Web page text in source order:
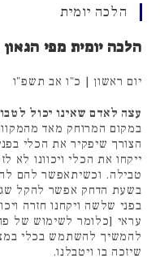
הלכה יומית
הלכה יומית מפי
יום ראשון | כ"ו אב תשפ"ו
עצה לאדם שאינו יכול
במקום המרוחק מאד
הצורך שיפקיר את הכלי
ייקחו את הכלי ויכוונו לא
טבילה. וכשיתאפשר להם
בשעת הדחק אפשר להקל
בפני שלשה ויקחנו חזרה
עראי [כלומר לשימוש של
להמשיך להשתמש בכלי
שיזכה בו ויטבלנו.